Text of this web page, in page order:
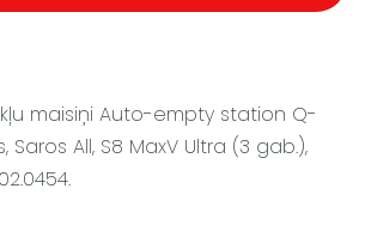
maisiņi Auto-empty station Q-
Saros All, S8 MaxV Ultra (3 gab.),